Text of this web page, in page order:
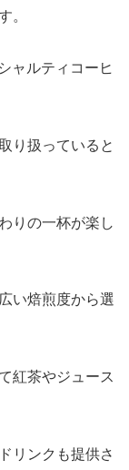
。
ャルティコーヒ
り扱っていると
りの一杯が楽し
い焙煎度から選
紅茶やジュース
リンクも提供さ